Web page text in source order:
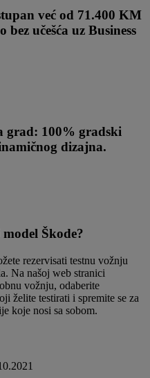
već od 71.400 KM
učešća uz Business
grad: 100% gradski
dizajna.
Škode?
rezervisati testnu vožnju
Na našoj web stranici
vožnju, odaberite
želite testirati i spremite se za
koje nosi sa sobom.